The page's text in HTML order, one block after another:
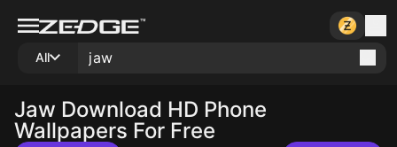
All
Jaw Download HD Phone
Wallpapers For Free